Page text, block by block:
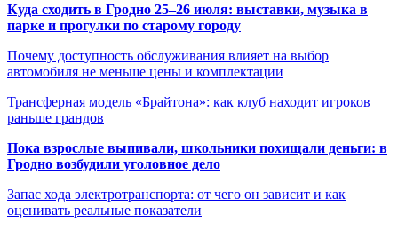
Куда сходить в Гродно 25–26 июля: выставки, музыка в
парке и прогулки по старому городу
Почему доступность обслуживания влияет на выбор
автомобиля не меньше цены и комплектации
Трансферная модель «Брайтона»: как клуб находит игроков
раньше грандов
Пока взрослые выпивали, школьники похищали деньги: в
Гродно возбудили уголовное дело
Запас хода электротранспорта: от чего он зависит и как
оценивать реальные показатели